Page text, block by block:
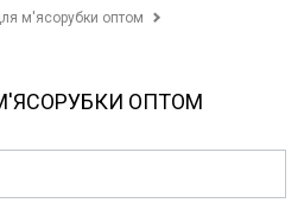
м'ясорубки оптом
ОПТОМ